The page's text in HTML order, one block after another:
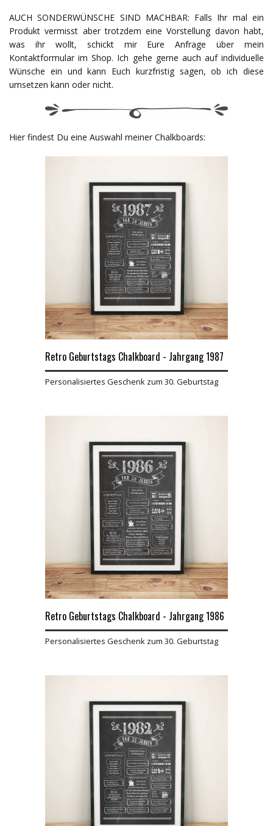
AUCH SONDERWÜNSCHE SIND MACHBAR: Falls Ihr mal ein
Produkt vermisst aber trotzdem eine Vorstellung davon habt,
was ihr wollt, schickt mir Eure Anfrage über mein
Kontaktformular im Shop. Ich gehe gerne auch auf individuelle
Wünsche ein und kann Euch kurzfristig sagen, ob ich diese
umsetzen kann oder nicht.
Hier findest Du eine Auswahl meiner Chalkboards:
Retro Geburtstags Chalkboard - Jahrgang 1987
Personalisiertes Geschenk zum 30. Geburtstag
Retro Geburtstags Chalkboard - Jahrgang 1986
Personalisiertes Geschenk zum 30. Geburtstag